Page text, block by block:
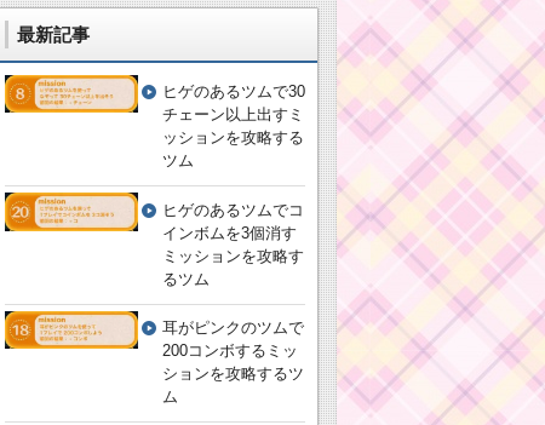
最新記事
ヒゲのあるツムで30
チェーン以上出すミ
ッションを攻略する
ツム
ヒゲのあるツムでコ
インボムを3個消す
ミッションを攻略す
るツム
耳がピンクのツムで
200コンボするミッ
ションを攻略するツ
ム